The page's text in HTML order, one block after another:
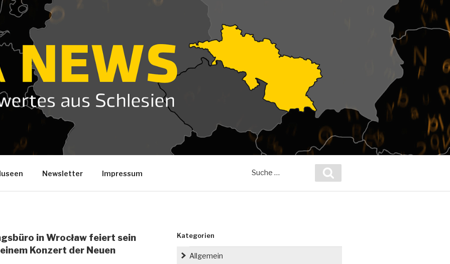
Newsletter Impressum
nach:
in Wrocław feiert sein
Konzert der Neuen
Kategorien
Allgemein